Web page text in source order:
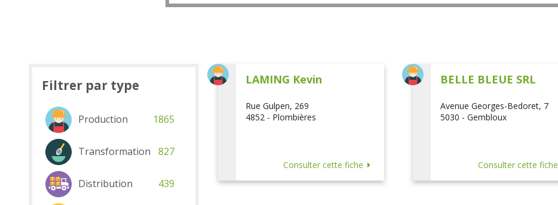
LAMING Kevin
Rue Gulpen, 269
4852 - Plombières
Consulter cette fiche
BELLE BLEUE SRL
Avenue Georges-Bedoret, 7
5030 - Gembloux
Consulter cette fiche
Filtrer par type
Production 1865
Transformation 827
Distribution 439